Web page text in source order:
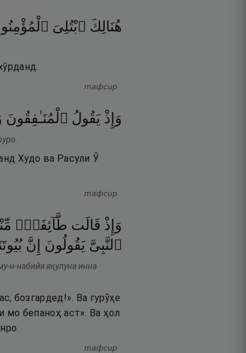
هُنَالِكَ ٱبْتُلِىَ
тафсир
وَإِذْ يَقُولُ ٱلْمُنَـٰفِقُونَ
Худо ва Расули Ӯ
тафсир
وَإِذْ قَالَت طَّآئِفَةٌۭ
ٱلنَّبِىَّ يَقُولُونَ إِنَّ
н-набийя яқулуна инна
бозгардед!». Ва гурӯҳе
мо бепаноҳ аст». Ва ҳол
тафсир